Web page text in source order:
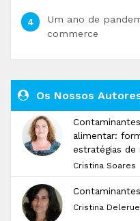
Um ano de
commerce
Os Nossos
alimentar:
estratégias de
Cristina Soares
Cristina